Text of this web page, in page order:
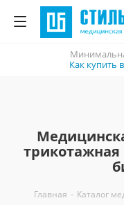
Как купить
трикотажная
Главная - Каталог